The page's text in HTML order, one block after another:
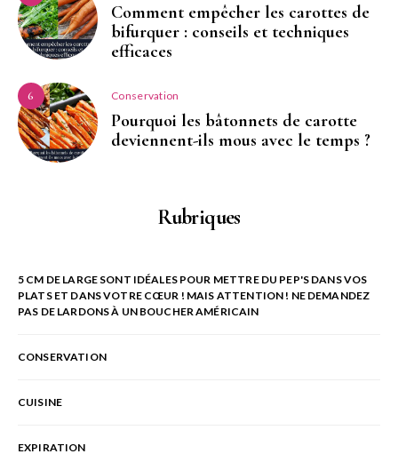
Comment empêcher les carottes de
bifurquer : conseils et techniques
efficaces
6 Conservation
Pourquoi les bâtonnets de carotte
deviennent-ils mous avec le temps ?
Rubriques
5 CM DE LARGE SONT IDÉALES POUR METTRE DU PEP'S DANS VOS
PLATS ET DANS VOTRE CŒUR ! MAIS ATTENTION ! NE DEMANDEZ
PAS DE LARDONS À UN BOUCHER AMÉRICAIN
CONSERVATION
CUISINE
EXPIRATION